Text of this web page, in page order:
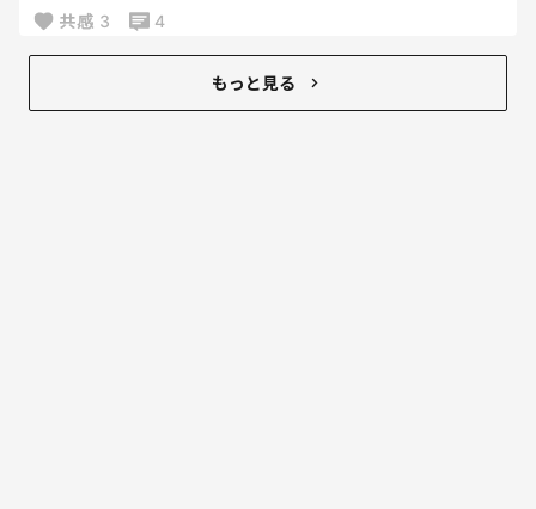
行くって言ってたのは君よね？？？
こっちの身にもなれや。
共感 3 4
もっと見る